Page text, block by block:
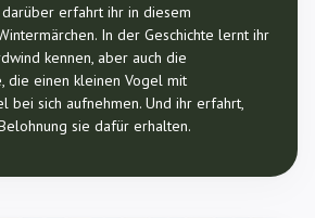
erfahrt ihr in diesem
In der Geschichte lernt ihr
kennen, aber auch die
die einen kleinen Vogel mit
bei sich aufnehmen. Und ihr erfahrt,
sie dafür erhalten.